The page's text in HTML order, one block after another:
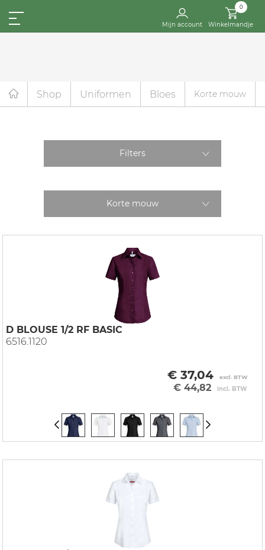
Mijn account
0
Winkelmandje
Shop Uniformen Bloes Korte mouw
Filters
Korte mouw
D BLOUSE 1/2 RF BASIC
6516.1120
€ 37,04 excl. BTW
€ 44,82 incl. BTW